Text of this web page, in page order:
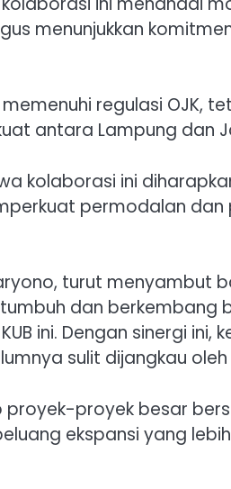
menunjukkan
memenuhi regulasi OJK,
antara Lampung dan
kolaborasi ini
permodalan
turut menyambut
dan berkembang
ini. Dengan sinergi ini,
sulit dijangkau oleh
proyek-proyek besar
ekspansi yang